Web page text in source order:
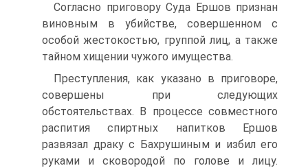
Согласно приговору Суда Ершов признан
виновным в убийстве, совершенном с
особой жестокостью, группой лиц, а также
тайном хищении чужого имущества.
Преступления, как указано в приговоре,
совершены при следующих
обстоятельствах. В процессе совместного
распития спиртных напитков Ершов
развязал драку с Бахрушиным и избил его
руками и сковородой по голове и лицу.